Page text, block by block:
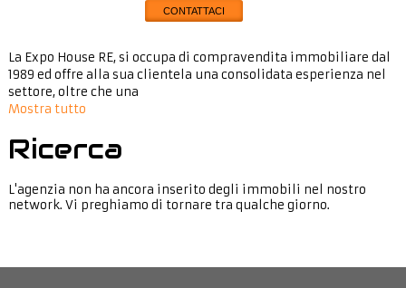
CONTATTACI
La Expo House RE, si occupa di compravendita immobiliare dal
1989 ed offre alla sua clientela una consolidata esperienza nel
settore, oltre che una
Mostra tutto
Ricerca
L'agenzia non ha ancora inserito degli immobili nel nostro
network. Vi preghiamo di tornare tra qualche giorno.